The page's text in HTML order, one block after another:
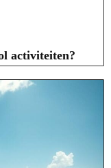
activiteiten?